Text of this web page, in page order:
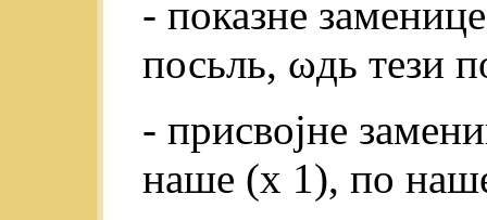
- показне
посьль, ωдь тези
- присвојне
наше (x 1), по